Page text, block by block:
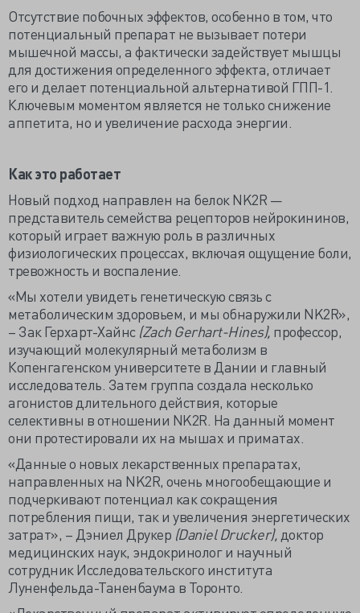
Отсутствие побочных эффектов, особенно в том, что
потенциальный препарат не вызывает потери
мышечной массы, а фактически задействует мышцы
для достижения определенного эффекта, отличает
его и делает потенциальной альтернативой ГПП-1.
Ключевым моментом является не только снижение
аппетита, но и увеличение расхода энергии.
Как это работает
Новый подход направлен на белок NK2R —
представитель семейства рецепторов нейрокининов,
который играет важную роль в различных
физиологических процессах, включая ощущение боли,
тревожность и воспаление.
«Мы хотели увидеть генетическую связь с
метаболическим здоровьем, и мы обнаружили NK2R»,
– Зак Герхарт-Хайнс (Zach Gerhart-Hines), профессор,
изучающий молекулярный метаболизм в
Копенгагенском университете в Дании и главный
исследователь. Затем группа создала несколько
агонистов длительного действия, которые
селективны в отношении NK2R. На данный момент
они протестировали их на мышах и приматах.
«Данные о новых лекарственных препаратах,
направленных на NK2R, очень многообещающие и
подчеркивают потенциал как сокращения
потребления пищи, так и увеличения энергетических
затрат», – Дэниел Друкер (Daniel Drucker), доктор
медицинских наук, эндокринолог и научный
сотрудник Исследовательского института
Луненфельда-Таненбаума в Торонто.